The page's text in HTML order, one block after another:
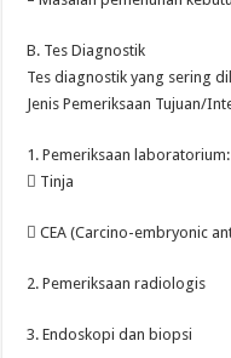
B. Tes Diagnostik
Tes diagnostik yang sering
Jenis Pemeriksaan Tujuan/
1. Pemeriksaan laboratorium:
 Tinja
 CEA (Carcino-embryonic
2. Pemeriksaan radiologis
3. Endoskopi dan biopsi